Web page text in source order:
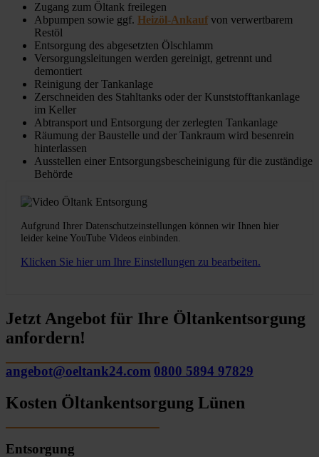
Zugang zum Öltank freilegen
Abpumpen sowie ggf. Heizöl-Ankauf von verwertbarem
Restöl
Entsorgung des abgesetzten Ölschlamm
Versorgungsleitungen werden gereinigt, getrennt und
demontiert
Reinigung der Tankanlage
Zerschneiden des Stahltanks oder der Kunststofftankanlage
im Keller
Abtransport und Entsorgung der zerlegten Tankanlage
Räumung der Baustelle und der Tankraum wird besenrein
hinterlassen
Ausstellen einer Entsorgungsbescheinigung für die zuständige
Behörde
Aufgrund Ihrer Datenschutzeinstellungen können wir Ihnen hier
leider keine YouTube Videos einbinden.
Klicken Sie hier um Ihre Einstellungen zu bearbeiten.
Jetzt Angebot für Ihre Öltankentsorgung
anfordern!
angebot@oeltank24.com 0800 5894 97829
Kosten Öltankentsorgung Lünen
Entsorgung